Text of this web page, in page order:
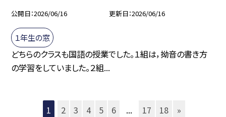
公開日 2026/06/16 更新日 2026/06/16
１年生の窓
どちらのクラスも国語の授業でした。１組は，拗音の書き方
の学習をしていました。２組...
1 2 3 4 5 6 ... 17 18 »